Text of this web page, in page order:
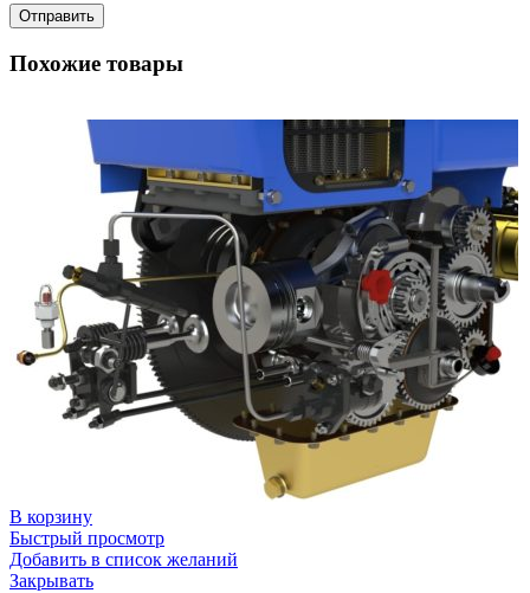
Похожие товары
В корзину
Быстрый просмотр
Добавить в список желаний
Закрывать